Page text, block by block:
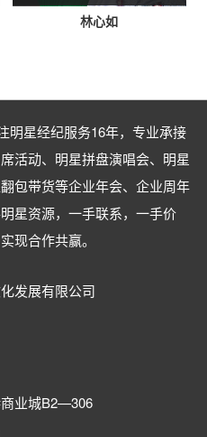
林心如
明星经纪服务16年，专业承接
活动、明星拼盘演唱会、明星
包带货等企业年会、企业周年
星资源，一手联系，一手价
现合作共赢。
发展有限公司
业城B2—306